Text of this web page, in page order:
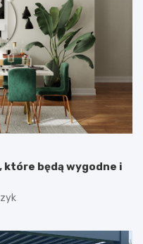
które będą wygodne i